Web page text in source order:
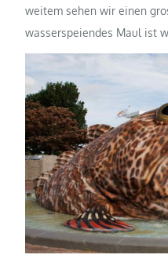
weitem sehen wir einen
wasserspeiendes Maul ist